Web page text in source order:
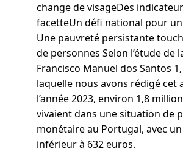
change de visageDes
facetteUn défi national pour
Une pauvreté persistante
de personnes Selon l’étude de
Francisco Manuel dos Santos
laquelle nous avons rédigé cet
l’année 2023, environ 1,8
vivaient dans une situation de
monétaire au Portugal, avec
inférieur à 632 euros.